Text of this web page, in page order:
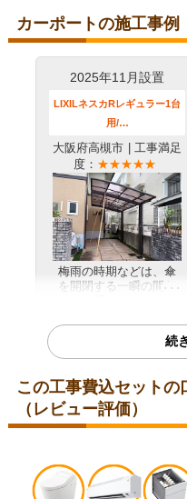
大阪府堺市
コメント
★★★★★
購入の決め手
価格が安かった
お客様
カーポートの施工事例
2025年11月設置
LIXILネスカRレギュラー1台
用/…
大阪府高槻市
| 工事満足
度： ★★★★★
梅雨の時期などは、傘
を開閉する一瞬の間だ
らテンションが下がっ
ていました。屋根の下
で落ち着いて傘を畳
り込めるようになった
ので、雨の日の朝の憂
鬱さがすっかり吹き飛
びました。
2026年2月設置
LIXILネスカF/オータムブラ
ウン
足度：★★★★★
この工事費込セットの
（レビュー評価）